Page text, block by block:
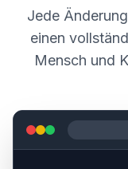
Jede
einen
Mensch und